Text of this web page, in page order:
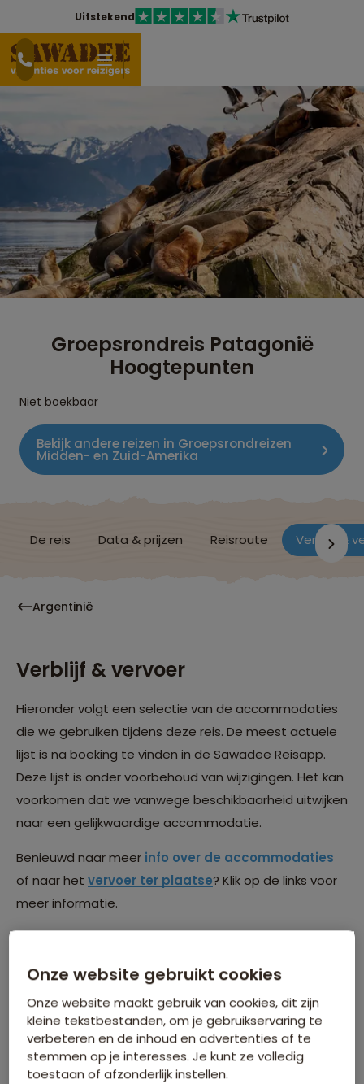
Uitstekend
Groepsrondreis Patagonië
Hoogtepunten
Niet boekbaar
Bekijk andere reizen in Groepsrondreizen
Midden- en Zuid-Amerika
De reis Data & prijzen Reisroute Verblijf &
Argentinië
Verblijf & vervoer
Hieronder volgt een selectie van de accommodaties
die we gebruiken tijdens deze reis. De meest actuele
lijst is na boeking te vinden in de Sawadee Reisapp.
Deze lijst is onder voorbehoud van wijzigingen. Het kan
voorkomen dat we vanwege beschikbaarheid uitwijken
naar een gelijkwaardige accommodatie.
Benieuwd naar meer info over de accommodaties
of naar het vervoer ter plaatse? Klik op de links voor
meer informatie.
Onze website gebruikt cookies
Onze website maakt gebruik van cookies, dit zijn
kleine tekstbestanden, om je gebruikservaring te
verbeteren en de inhoud en advertenties af te
stemmen op je interesses. Je kunt ze volledig
toestaan of afzonderlijk instellen.